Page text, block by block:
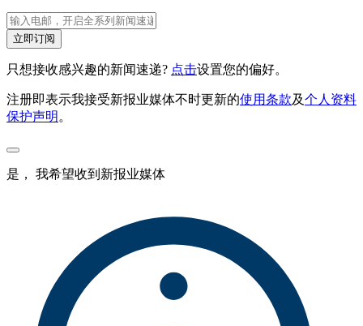
立即订阅
只想接收感兴趣的新闻速递? 点击设置您的偏好。
注册即表示我接受新报业媒体不时更新的使用条款及个人资料
保护声明 。
是， 我希望收到新报业媒体